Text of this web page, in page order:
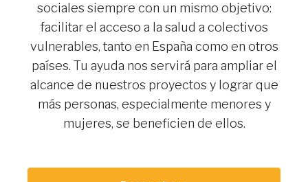
sociales siempre con un mismo objetivo:
facilitar el acceso a la salud a colectivos
vulnerables, tanto en España como en otros
países. Tu ayuda nos servirá para ampliar el
alcance de nuestros proyectos y lograr que
más personas, especialmente menores y
mujeres, se beneficien de ellos.